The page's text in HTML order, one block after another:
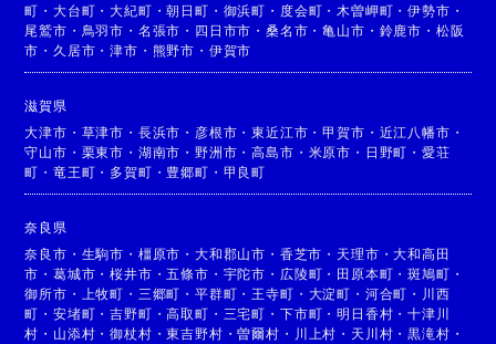
町 ・大台町 ・大紀町 ・朝日町 ・ 御浜町 ・ 度会町 ・ 木曽岬町 ・伊勢市 ・
尾鷲市 ・ 鳥羽市 ・ 名張市 ・ 四日市市 ・桑名市 ・亀山市 ・ 鈴鹿市 ・ 松阪
市 ・ 久居市 ・津市 ・ 熊野市 ・ 伊賀市
滋賀県
大津市 ・ 草津市 ・ 長浜市 ・ 彦根市 ・東近江市 ・甲賀市 ・ 近江八幡市 ・
守山市 ・ 栗東市 ・ 湖南市 ・野洲市 ・高島市 ・ 米原市 ・ 日野町 ・ 愛荘
町 ・竜王町 ・ 多賀町 ・ 豊郷町 ・ 甲良町
奈良県
奈良市 ・ 生駒市 ・ 橿原市 ・大和郡山市 ・ 香芝市 ・ 天理市 ・大和高田
市 ・葛城市 ・桜井市 ・五條市 ・ 宇陀市 ・ 広陵町 ・ 田原本町 ・斑鳩町 ・
御所市 ・ 上牧町 ・ 三郷町 ・平群町 ・ 王寺町 ・ 大淀町 ・ 河合町 ・ 川西
町 ・安堵町 ・吉野町 ・高取町 ・ 三宅町 ・ 下市町 ・明日香村 ・十津川
村 ・ 山添村 ・御杖村 ・東吉野村 ・曽爾村 ・ 川上村 ・ 天川村 ・黒滝村 ・